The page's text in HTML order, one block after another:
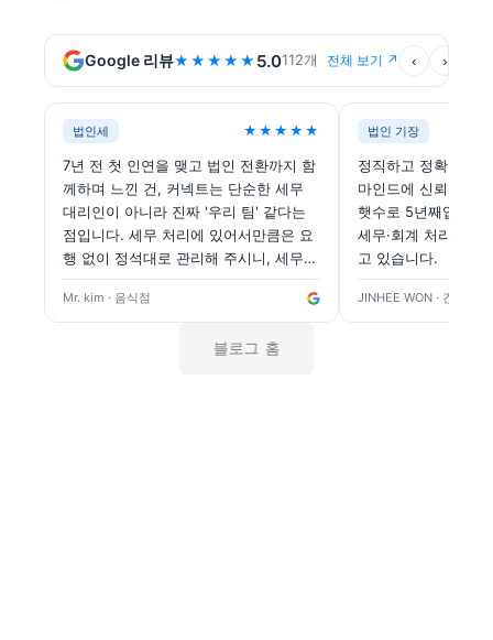
Google 리뷰★★★★★ 5.0112개 전체 보기 ↗ ‹ ›
법인세 ★★★★★
7년 전 첫 인연을 맺고 법인 전환까지 함
께하며 느낀 건, 커넥트는 단순한 세무
대리인이 아니라 진짜 '우리 팀' 같다는
점입니다. 세무 처리에 있어서만큼은 요
행 없이 정석대로 관리해 주시니, 세무
리스크 걱정 없이 사업에만 집중할 수 있
다는 게 가장 큰 장점이에요.
Mr. kim · 음식점
법인 기장
정직하고 정확한 대
마인드에 신뢰를 얻
햇수로 5년째입니다
세무·회계 처리에 커
고 있습니다.
JINHEE WON · 건설업
블로그 홈